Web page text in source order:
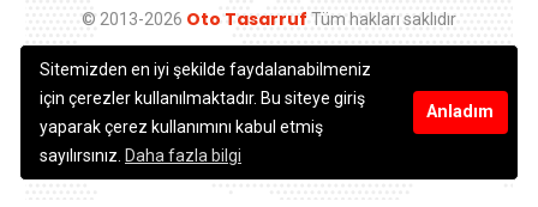
Sitemizden en iyi şekilde faydalanabilmeniz
için çerezler kullanılmaktadır. Bu siteye giriş
yaparak çerez kullanımını kabul etmiş
sayılırsınız. Daha fazla bilgi
Anladım
© 2013-2026 Oto Tasarruf Tüm hakları saklıdır
info@ototasarruf.com